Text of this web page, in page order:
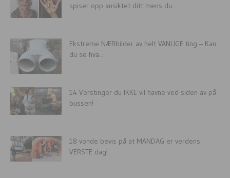
spiser opp ansiktet ditt mens du...
Ekstreme NÆRbilder av helt VANLIGE ting – Kan
du se hva...
14 Verstinger du IKKE vil havne ved siden av på
bussen!
18 vonde bevis på at MANDAG er verdens
VERSTE dag!